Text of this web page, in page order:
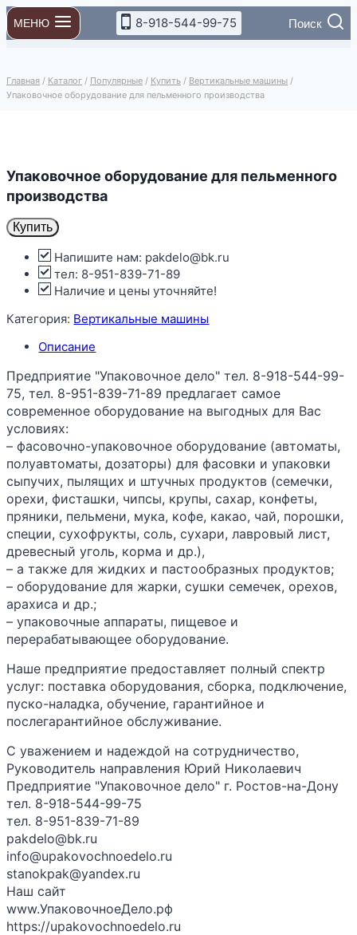
Перейти
к
содержимому
МЕНЮ 8-918-544-99-75 Поиск
Главная / Каталог / Популярные / Купить / Вертикальные машины /
Упаковочное оборудование для пельменного производства
Упаковочное оборудование для пельменного
производства
Купить
Напишите нам: pakdelo@bk.ru
тел: 8-951-839-71-89
Наличие и цены уточняйте!
Категория: Вертикальные машины
Описание
Предприятие "Упаковочное дело" тел. 8-918-544-99-
75, тел. 8-951-839-71-89 предлагает самое
современное оборудование на выгодных для Вас
условиях:
– фасовочно-упаковочное оборудование (автоматы,
полуавтоматы, дозаторы) для фасовки и упаковки
сыпучих, пылящих и штучных продуктов (семечки,
орехи, фисташки, чипсы, крупы, сахар, конфеты,
пряники, пельмени, мука, кофе, какао, чай, порошки,
специи, сухофрукты, соль, сухари, лавровый лист,
древесный уголь, корма и др.),
– а также для жидких и пастообразных продуктов;
– оборудование для жарки, сушки семечек, орехов,
арахиса и др.;
– упаковочные аппараты, пищевое и
перерабатывающее оборудование.
Наше предприятие предоставляет полный спектр
услуг: поставка оборудования, сборка, подключение,
пуско-наладка, обучение, гарантийное и
послегарантийное обслуживание.
С уважением и надеждой на сотрудничество,
Руководитель направления Юрий Николаевич
Предприятие "Упаковочное дело" г. Ростов-на-Дону
тел. 8-918-544-99-75
тел. 8-951-839-71-89
pakdelo@bk.ru
info@upakovochnoedelo.ru
stanokpak@yandex.ru
Наш сайт
www.УпаковочноеДело.рф
https://upakovochnoedelo.ru